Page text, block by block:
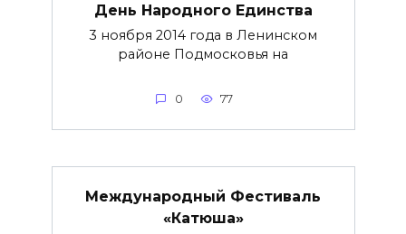
День Народного Единства
3 ноября 2014 года в Ленинском
районе Подмосковья на
0 77
Международный Фестиваль
«Катюша»